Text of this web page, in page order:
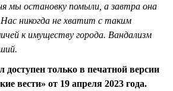
мы остановку помыли, а завтра она
никогда не хватит с таким
к имуществу города. Вандализм
доступен только в печатной версии
вести» от 19 апреля 2023 года.